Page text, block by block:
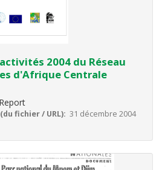
2004 du Réseau
d'Afrique Centrale
Report
fichier / URL) 31 décembre 2004